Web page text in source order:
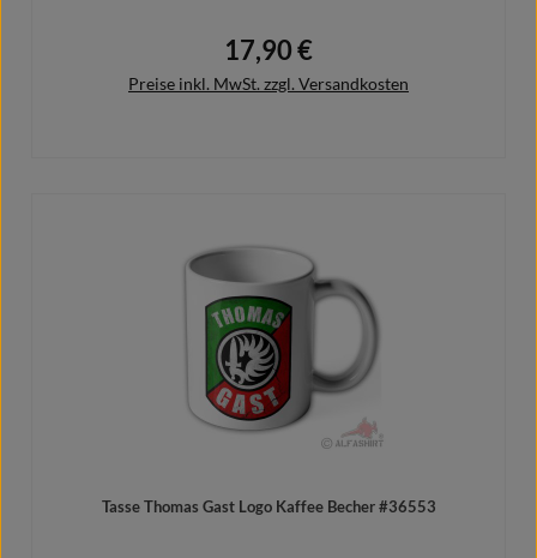
Regulärer Preis:
17,90 €
Preise inkl. MwSt. zzgl. Versandkosten
Tasse Thomas Gast Logo Kaffee Becher #36553